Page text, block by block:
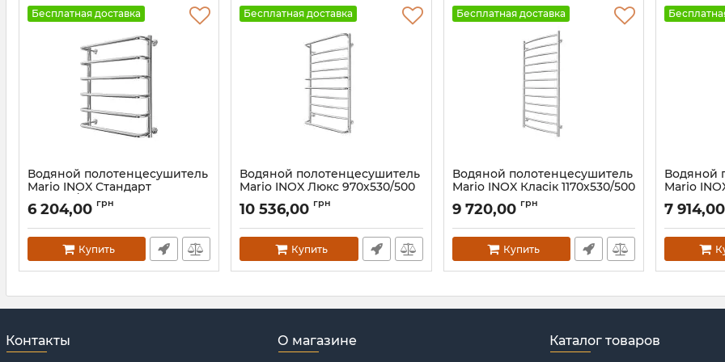
Бесплатная доставка
Водяной полотенцесушитель
Mario INOX Стандарт
570х530/500
Артикул:1.8.044608.P
6 204,00 грн
Купить
Бесплатная доставка
Водяной полотенцесушитель
Mario INOX Люкс 970х530/500
Артикул:1.074.044580.0-WM
10 536,00 грн
Купить
Бесплатная доставка
Водяной полотенцесушитель
Mario INOX Класік 1170х530/500
Артикул: 1.8.044560.P
9 720,00 грн
Купить
Водяной
Mario
Артикул:
7 914,00
Контакты О магазине Каталог товаров